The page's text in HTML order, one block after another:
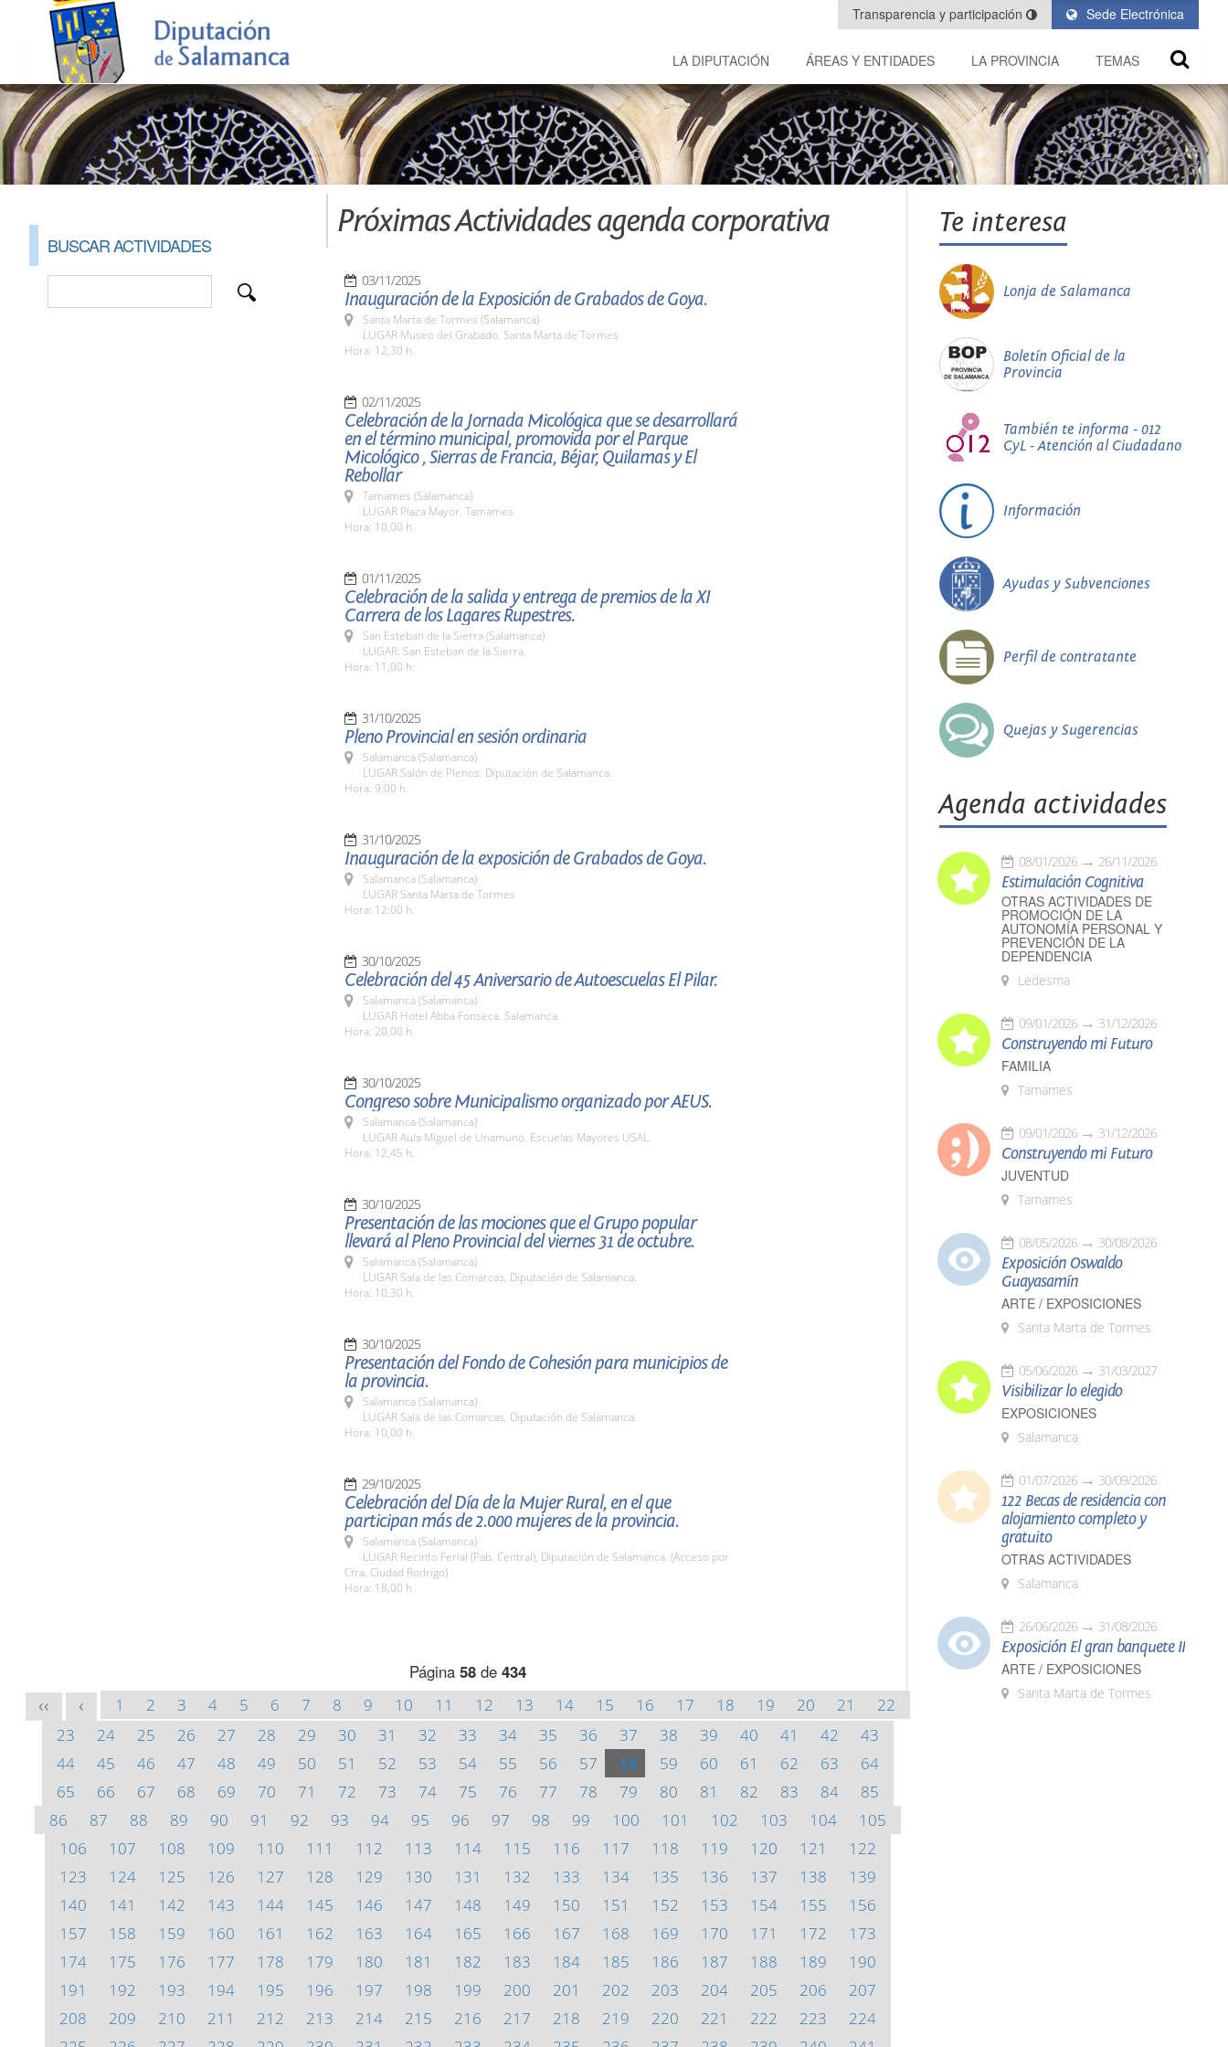
Sede Electrónica
Transparencia y participación
LA DIPUTACIÓN ÁREAS Y ENTIDADES LA PROVINCIA TEMAS
BUSCAR ACTIVIDADES
Próximas Actividades agenda corporativa
03/11/2025
Inauguración de la Exposición de Grabados de Goya.
Santa Marta de Tormes (Salamanca)
LUGAR Museo del Grabado. Santa Marta de Tormes
Hora: 12,30 h.
02/11/2025
Celebración de la Jornada Micológica que se desarrollará
en el término municipal, promovida por el Parque
Micológico , Sierras de Francia, Béjar, Quilamas y El
Rebollar
Tamames (Salamanca)
LUGAR Plaza Mayor. Tamames.
Hora: 10,00 h.
01/11/2025
Celebración de la salida y entrega de premios de la XI
Carrera de los Lagares Rupestres.
San Esteban de la Sierra (Salamanca)
LUGAR: San Esteban de la Sierra.
Hora: 11,00 h.
31/10/2025
Pleno Provincial en sesión ordinaria
Salamanca (Salamanca)
LUGAR Salón de Plenos. Diputación de Salamanca.
Hora: 9:00 h.
31/10/2025
Inauguración de la exposición de Grabados de Goya.
Salamanca (Salamanca)
LUGAR Santa Marta de Tormes
Hora: 12:00 h.
30/10/2025
Celebración del 45 Aniversario de Autoescuelas El Pilar.
Salamanca (Salamanca)
LUGAR Hotel Abba Fonseca. Salamanca
Hora: 20,00 h.
30/10/2025
Congreso sobre Municipalismo organizado por AEUS.
Salamanca (Salamanca)
LUGAR Aula Miguel de Unamuno. Escuelas Mayores USAL.
Hora: 12,45 h.
30/10/2025
Presentación de las mociones que el Grupo popular
llevará al Pleno Provincial del viernes 31 de octubre.
Salamanca (Salamanca)
LUGAR Sala de las Comarcas, Diputación de Salamanca.
Hora: 10,30 h.
30/10/2025
Presentación del Fondo de Cohesión para municipios de
la provincia.
Salamanca (Salamanca)
LUGAR Sala de las Comarcas, Diputación de Salamanca.
Hora: 10,00 h.
29/10/2025
Celebración del Día de la Mujer Rural, en el que
participan más de 2.000 mujeres de la provincia.
Salamanca (Salamanca)
LUGAR Recinto Ferial (Pab. Central), Diputación de Salamanca. (Acceso por
Ctra. Ciudad Rodrigo)
Hora: 18,00 h
Página 58 de 434
<< < 1 2 3 4 5 6 7 8 9 10 11 12 13 14 15 16 17 18 19 20 21
22
23
24 25 26 27 28 29 30 31 32 33 34 35 36 37 38 39 40 41 42
43
44
45 46 47 48 49 50 51 52 53 54 55 56 57 58 59 60 61 62 63
64
65
66 67 68 69 70 71 72 73 74 75 76 77 78 79 80 81 82 83 84
85
86
87 88 89 90 91 92 93 94 95 96 97 98 99 100 101 102 103 104
105
106
107 108 109 110 111 112 113 114 115 116 117 118 119 120 121
122
123
124 125 126 127 128 129 130 131 132 133 134 135 136 137 138
139
140
141 142 143 144 145 146 147 148 149 150 151 152 153 154 155
156
157
158 159 160 161 162 163 164 165 166 167 168 169 170 171 172
173
174
175 176 177 178 179 180 181 182 183 184 185 186 187 188 189
190
191
192 193 194 195 196 197 198 199 200 201 202 203 204 205 206
207
208
209 210 211 212 213 214 215 216 217 218 219 220 221 222 223
224
Te interesa
Lonja de Salamanca
Boletín Oficial de la
Provincia
También te informa - 012
CyL - Atención al Ciudadano
Información
Ayudas y Subvenciones
Perfil de contratante
Quejas y Sugerencias
Agenda actividades
08/01/2026 26/11/2026
Estimulación Cognitiva
OTRAS ACTIVIDADES DE
PROMOCIÓN DE LA
AUTONOMÍA PERSONAL Y
PREVENCIÓN DE LA
DEPENDENCIA
Ledesma
09/01/2026 31/12/2026
Construyendo mi Futuro
FAMILIA
Tamames
09/01/2026 31/12/2026
Construyendo mi Futuro
JUVENTUD
Tamames
08/05/2026 30/08/2026
Exposición Oswaldo
Guayasamín
ARTE / EXPOSICIONES
Santa Marta de Tormes
05/06/2026 31/03/2027
Visibilizar lo elegido
EXPOSICIONES
Salamanca
01/07/2026 30/09/2026
122 Becas de residencia con
alojamiento completo y
gratuito
OTRAS ACTIVIDADES
Salamanca
26/06/2026 31/08/2026
Exposición El gran banquete II
ARTE / EXPOSICIONES
Santa Marta de Tormes